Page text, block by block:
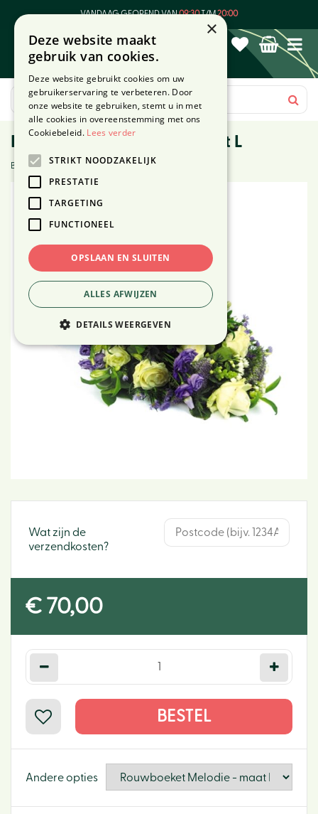
VANDAAG GEOPEND VAN09:30T/M20:00
Rouwboeket Melodie - maat L
Beoordeling (1):
Wat zijn de
verzendkosten?
€ 70,00
Andere opties
×
Deze website maakt
gebruik van cookies.
Deze website gebruikt cookies om uw
gebruikerservaring te verbeteren. Door
onze website te gebruiken, stemt u in met
alle cookies in overeenstemming met ons
Cookiebeleid. Lees verder
STRIKT NOODZAKELIJK
PRESTATIE
TARGETING
FUNCTIONEEL
OPSLAAN EN SLUITEN
ALLES AFWIJZEN
DETAILS WEERGEVEN